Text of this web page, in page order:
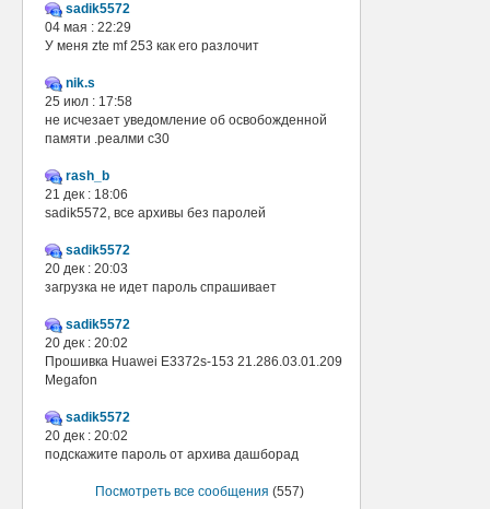
sadik5572
04 мая : 22:29
У меня zte mf 253 как его разлочит
nik.s
25 июл : 17:58
не исчезает уведомление об освобожденной
памяти .реалми с30
rash_b
21 дек : 18:06
sadik5572, все архивы без паролей
sadik5572
20 дек : 20:03
загрузка не идет пароль спрашивает
sadik5572
20 дек : 20:02
Прошивка Huawei E3372s-153 21.286.03.01.209
Megafon
sadik5572
20 дек : 20:02
подскажите пароль от архива дашборад
Посмотреть все сообщения (557)